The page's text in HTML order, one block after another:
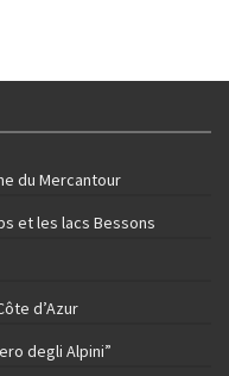
du Mercantour
et les lacs Bessons
d’Azur
degli Alpini”